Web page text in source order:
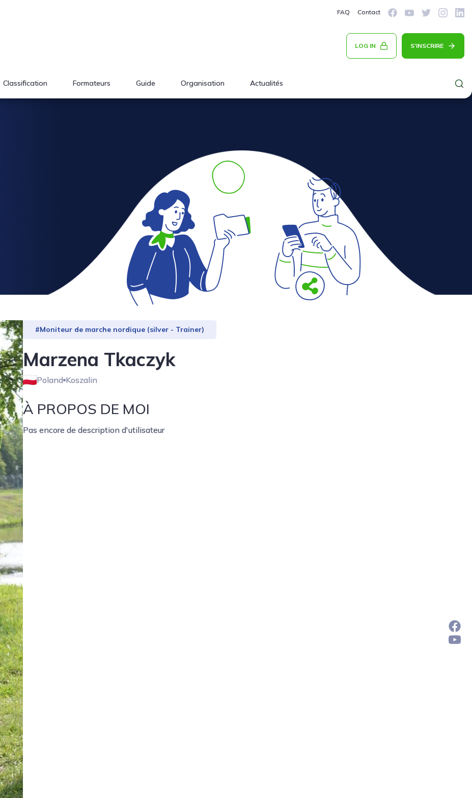
FAQ Contact
LOG IN S'INSCRIRE
Classification Formateurs Guide Organisation Actualités
#Moniteur de marche nordique (silver - Trainer)
Marzena Tkaczyk
Poland Koszalin
À PROPOS DE MOI
Pas encore de description d'utilisateur